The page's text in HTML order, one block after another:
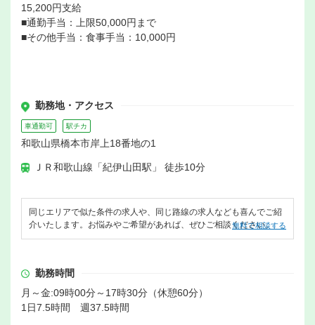
15,200円支給
■通勤手当：上限50,000円まで
■その他手当：食事手当：10,000円
勤務地・アクセス
車通勤可 駅チカ
和歌山県橋本市岸上18番地の1
ＪＲ和歌山線「紀伊山田駅」 徒歩10分
同じエリアで似た条件の求人や、同じ路線の求人なども喜んでご紹
介いたします。お悩みやご希望があれば、ぜひご相談ください。
無料で相談する
勤務時間
月～金:09時00分～17時30分（休憩60分）
1日7.5時間 週37.5時間